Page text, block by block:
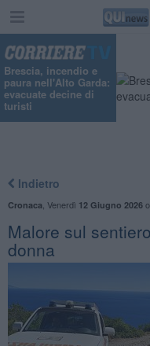
Brescia, incendio e
paura nell'Alto Garda:
evacuate decine di
turisti
Indietro
Cronaca Venerdì 12 Giugno 2026
Malore sul
donna